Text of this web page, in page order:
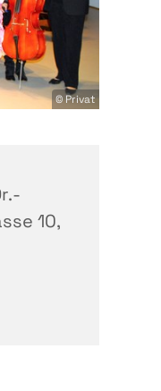
© Privat
10,